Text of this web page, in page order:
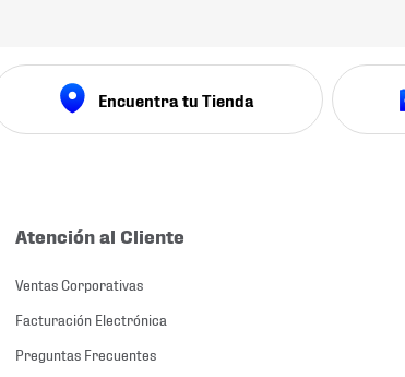
Encuentra tu Tienda
Atención al Cliente
Ventas Corporativas
Facturación Electrónica
Preguntas Frecuentes